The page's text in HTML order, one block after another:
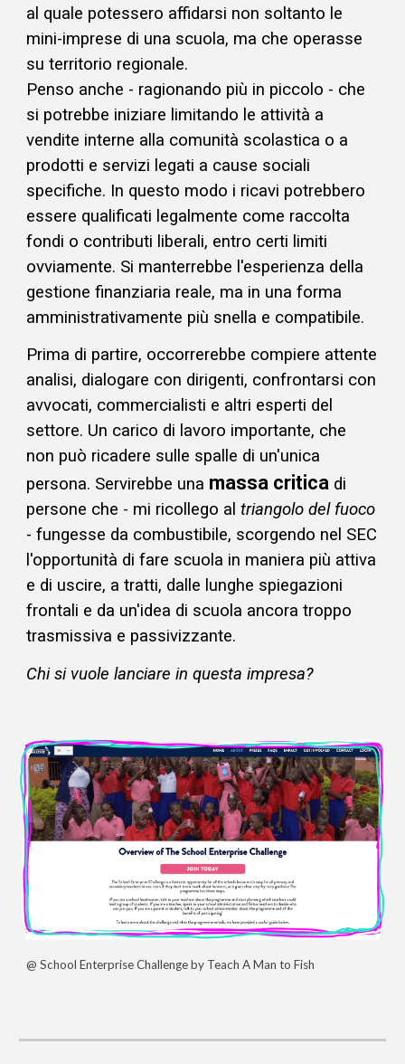
al quale potessero affidarsi non soltanto le
mini-imprese di una scuola, ma che operasse
su territorio regionale.
Penso anche - ragionando più in piccolo - che
si potrebbe iniziare limitando le attività a
vendite interne alla comunità scolastica o a
prodotti e servizi legati a cause sociali
specifiche. In questo modo i ricavi potrebbero
essere qualificati legalmente come raccolta
fondi o contributi liberali, entro certi limiti
ovviamente. Si manterrebbe l'esperienza della
gestione finanziaria reale, ma in una forma
amministrativamente più snella e compatibile.
Prima di partire, occorrerebbe compiere attente
analisi, dialogare con dirigenti, confrontarsi con
avvocati, commercialisti e altri esperti del
settore. Un carico di lavoro importante, che
non può ricadere sulle spalle di un'unica
persona. Servirebbe una massa critica di
persone che - mi ricollego altriangolo del fuoco
- fungesse da combustibile, scorgendo nel SEC
l'opportunità di fare scuola in maniera più attiva
e di uscire, a tratti, dalle lunghe spiegazioni
frontali e da un'idea di scuola ancora troppo
trasmissiva e passivizzante.
Chi si vuole lanciare in questa impresa?
@ School Enterprise Challenge by Teach A Man to Fish